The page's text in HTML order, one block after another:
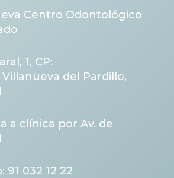
Centro Odontológico
1, CP:
Villanueva del Pardillo,
a clínica por Av. de
91 032 12 22